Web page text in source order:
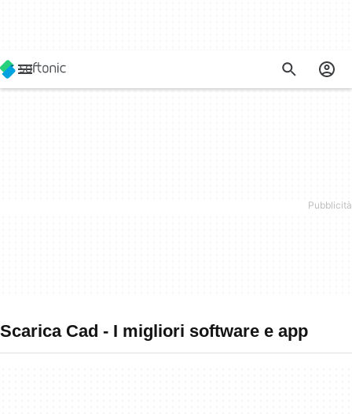
Scarica Cad - I migliori software e app